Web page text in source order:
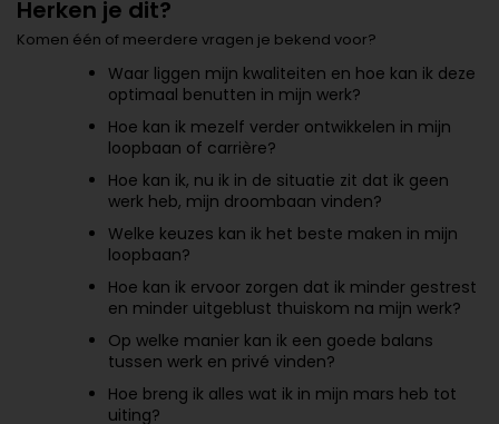
Herken je dit?
Komen één of meerdere vragen je bekend voor?
Waar liggen mijn kwaliteiten en hoe kan ik deze
optimaal benutten in mijn werk?
Hoe kan ik mezelf verder ontwikkelen in mijn
loopbaan of carrière?
Hoe kan ik, nu ik in de situatie zit dat ik geen
werk heb, mijn droombaan vinden?
Welke keuzes kan ik het beste maken in mijn
loopbaan?
Hoe kan ik ervoor zorgen dat ik minder gestrest
en minder uitgeblust thuiskom na mijn werk?
Op welke manier kan ik een goede balans
tussen werk en privé vinden?
Hoe breng ik alles wat ik in mijn mars heb tot
uiting?